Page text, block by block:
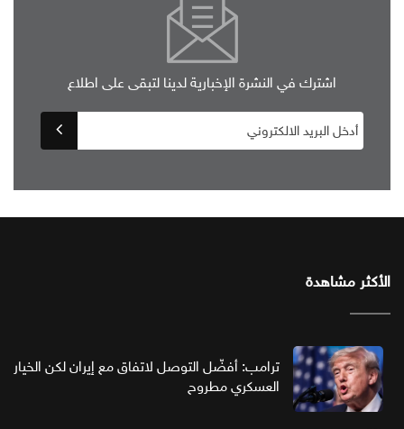
اشترك في النشرة الإخبارية لدينا لتبقى على اطلاع
الأكثر مشاهدة
ترامب: أفضّل التوصل لاتفاق مع إيران لكن الخيار
العسكري مطروح